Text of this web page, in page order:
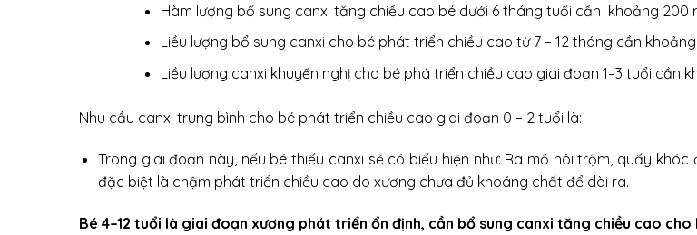
Hàm lượng bổ sung canxi tăng chiều cao bé dưới 6 tháng tuổi cần khoảng 200
Liều lượng bổ sung canxi cho bé phát triển chiều cao từ 7 – 12 tháng cần
Liều lượng canxi khuyến nghị cho bé phá triển chiều cao giai đoạn 1–3 tuổi cần
Nhu cầu canxi trung bình cho bé phát triển chiều cao giai đoạn 0 – 2 tuổi là:
Trong giai đoạn này, nếu bé thiếu canxi sẽ có biểu hiện như: Ra mồ hôi trộm, quấy khóc
đặc biệt là chậm phát triển chiều cao do xương chưa đủ khoáng chất để dài ra.
Bé 4–12 tuổi là giai đoạn xương phát triển ổn định, cần bổ sung canxi tăng chiều cao